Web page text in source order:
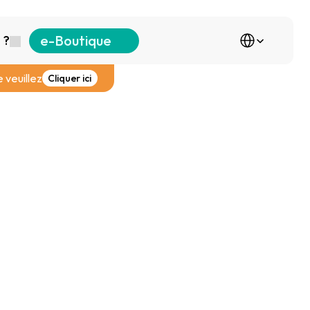
e-Boutique
veuillez Cliquer ici